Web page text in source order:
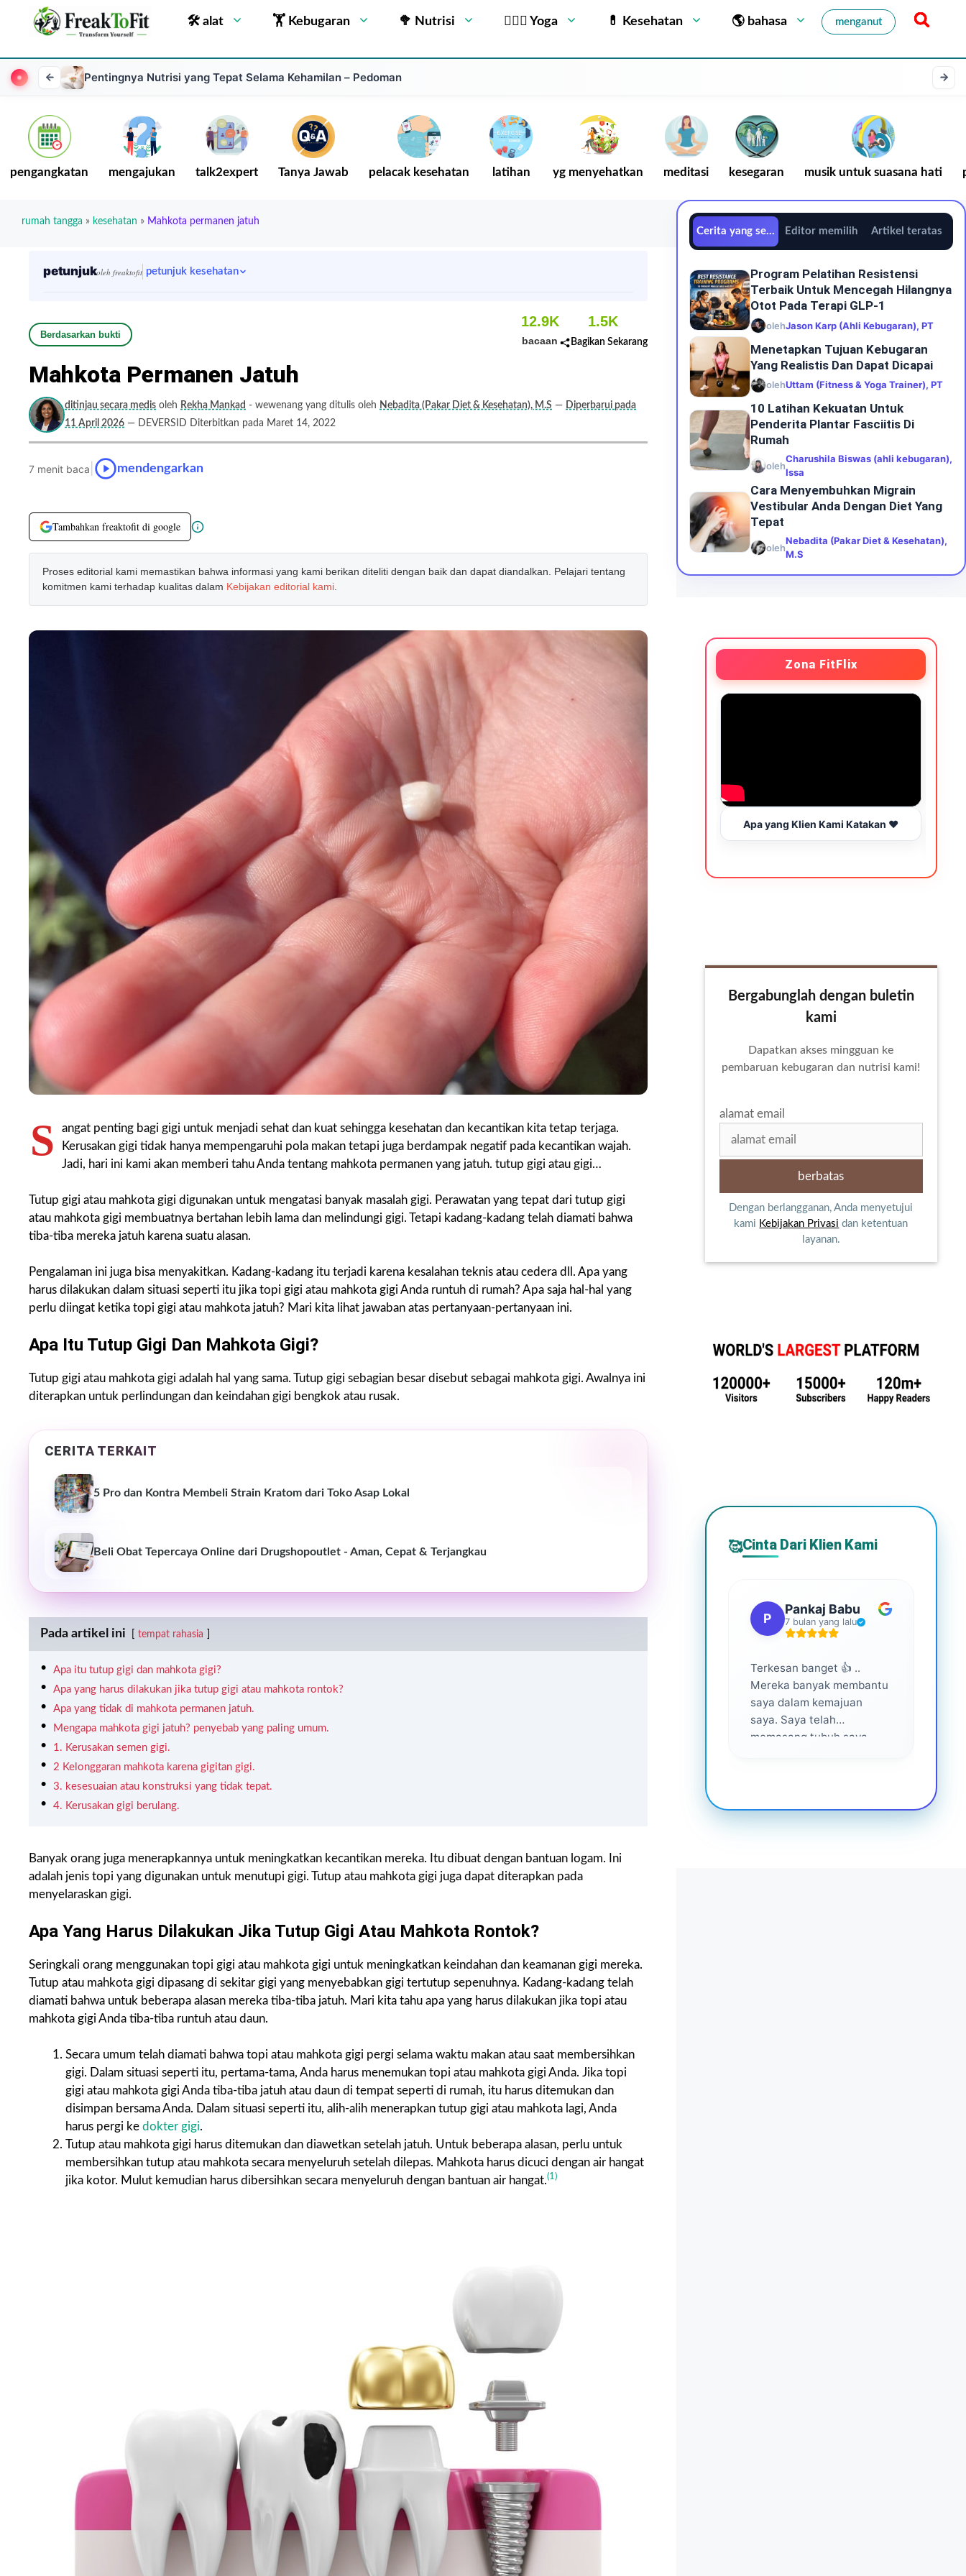
🛠 alat 🏋 Kebugaran 🥦 Nutrisi 🧘🏻‍♂️ Yoga 💊 Kesehatan 🌎 bahasa menganut
Pentingnya Nutrisi yang Tepat Selama Kehamilan – Pedoman
pengangkatan mengajukan talk2expert Tanya Jawab pelacak kesehatan latihan yg menyehatkan meditasi kesegaran musik untuk suasana hati
rumah tangga » kesehatan » Mahkota permanen jatuh
petunjukoleh freaktofit petunjuk kesehatan
Berdasarkan bukti
12.9K
bacaan
1.5K
Bagikan Sekarang
Mahkota Permanen Jatuh
ditinjau secara medis oleh Rekha Mankad - wewenang yang ditulis oleh Nebadita (Pakar Diet & Kesehatan), M.S — Diperbarui pada
11 April 2026 — DEVERSID Diterbitkan pada Maret 14, 2022
7 menit baca mendengarkan
Tambahkan freaktofit di google
Proses editorial kami memastikan bahwa informasi yang kami berikan diteliti dengan baik dan dapat diandalkan. Pelajari tentang
komitmen kami terhadap kualitas dalam Kebijakan editorial kami
S
angat penting bagi gigi untuk menjadi sehat dan kuat sehingga kesehatan dan kecantikan kita tetap terjaga.
Kerusakan gigi tidak hanya mempengaruhi pola makan tetapi juga berdampak negatif pada kecantikan wajah.
Jadi, hari ini kami akan memberi tahu Anda tentang mahkota permanen yang jatuh. tutup gigi atau gigi…
Tutup gigi atau mahkota gigi digunakan untuk mengatasi banyak masalah gigi. Perawatan yang tepat dari tutup gigi
atau mahkota gigi membuatnya bertahan lebih lama dan melindungi gigi. Tetapi kadang-kadang telah diamati bahwa
tiba-tiba mereka jatuh karena suatu alasan.
Pengalaman ini juga bisa menyakitkan. Kadang-kadang itu terjadi karena kesalahan teknis atau cedera dll. Apa yang
harus dilakukan dalam situasi seperti itu jika topi gigi atau mahkota gigi Anda runtuh di rumah? Apa saja hal-hal yang
perlu diingat ketika topi gigi atau mahkota jatuh? Mari kita lihat jawaban atas pertanyaan-pertanyaan ini.
Apa Itu Tutup Gigi Dan Mahkota Gigi?
Tutup gigi atau mahkota gigi adalah hal yang sama. Tutup gigi sebagian besar disebut sebagai mahkota gigi. Awalnya ini
diterapkan untuk perlindungan dan keindahan gigi bengkok atau rusak.
CERITA TERKAIT
5 Pro dan Kontra Membeli Strain Kratom dari Toko Asap Lokal
Beli Obat Tepercaya Online dari Drugshopoutlet - Aman, Cepat & Terjangkau
Pada artikel ini tempat rahasia
Apa itu tutup gigi dan mahkota gigi?
Apa yang harus dilakukan jika tutup gigi atau mahkota rontok?
Apa yang tidak di mahkota permanen jatuh.
Mengapa mahkota gigi jatuh? penyebab yang paling umum.
1. Kerusakan semen gigi.
2 Kelonggaran mahkota karena gigitan gigi.
3. kesesuaian atau konstruksi yang tidak tepat.
4. Kerusakan gigi berulang.
Banyak orang juga menerapkannya untuk meningkatkan kecantikan mereka. Itu dibuat dengan bantuan logam. Ini
adalah jenis topi yang digunakan untuk menutupi gigi. Tutup atau mahkota gigi juga dapat diterapkan pada
menyelaraskan gigi.
Apa Yang Harus Dilakukan Jika Tutup Gigi Atau Mahkota Rontok?
Seringkali orang menggunakan topi gigi atau mahkota gigi untuk meningkatkan keindahan dan keamanan gigi mereka.
Tutup atau mahkota gigi dipasang di sekitar gigi yang menyebabkan gigi tertutup sepenuhnya. Kadang-kadang telah
diamati bahwa untuk beberapa alasan mereka tiba-tiba jatuh. Mari kita tahu apa yang harus dilakukan jika topi atau
mahkota gigi Anda tiba-tiba runtuh atau daun.
Secara umum telah diamati bahwa topi atau mahkota gigi pergi selama waktu makan atau saat membersihkan
gigi. Dalam situasi seperti itu, pertama-tama, Anda harus menemukan topi atau mahkota gigi Anda. Jika topi
gigi atau mahkota gigi Anda tiba-tiba jatuh atau daun di tempat seperti di rumah, itu harus ditemukan dan
disimpan bersama Anda. Dalam situasi seperti itu, alih-alih menerapkan tutup gigi atau mahkota lagi, Anda
harus pergi ke dokter gigi.
Tutup atau mahkota gigi harus ditemukan dan diawetkan setelah jatuh. Untuk beberapa alasan, perlu untuk
membersihkan tutup atau mahkota secara menyeluruh setelah dilepas. Mahkota harus dicuci dengan air hangat
jika kotor. Mulut kemudian harus dibersihkan secara menyeluruh dengan bantuan air hangat.(1)
Cerita yang sedang trenEditor memilih Artikel teratas
Program Pelatihan Resistensi
Terbaik Untuk Mencegah Hilangnya
Otot Pada Terapi GLP-1
olehJason Karp (Ahli Kebugaran), PT
Menetapkan Tujuan Kebugaran
Yang Realistis Dan Dapat Dicapai
olehUttam (Fitness & Yoga Trainer), PT
10 Latihan Kekuatan Untuk
Penderita Plantar Fasciitis Di
Rumah
oleh
Charushila Biswas (ahli kebugaran),
Issa
Cara Menyembuhkan Migrain
Vestibular Anda Dengan Diet Yang
Tepat
oleh
Nebadita (Pakar Diet & Kesehatan),
M.S
Zona FitFlix
Apa yang Klien Kami Katakan ❤️
Bergabunglah dengan buletin
kami
Dapatkan akses mingguan ke
pembaruan kebugaran dan nutrisi kami!
alamat email
Dengan berlangganan, Anda menyetujui
kami Kebijakan Privasi dan ketentuan
layanan.
🥰Cinta Dari Klien Kami
P
Pankaj Babu
7 bulan yang lalu
Terkesan banget 👍 ..
Mereka banyak membantu
saya dalam kemajuan
saya. Saya telah
memasang tubuh saya
dari mereka 💕